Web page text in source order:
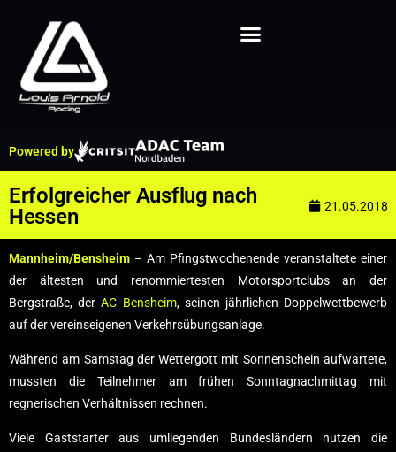
Powered by
Erfolgreicher Ausflug nach
Hessen
21.05.2018
Mannheim/Bensheim – Am Pfingstwochenende veranstaltete einer
der ältesten und renommiertesten Motorsportclubs an der
Bergstraße, derAC Bensheim, seinen jährlichen Doppelwettbewerb
auf der vereinseigenen Verkehrsübungsanlage.
Während am Samstag der Wettergott mit Sonnenschein aufwartete,
mussten die Teilnehmer am frühen Sonntagnachmittag mit
regnerischen Verhältnissen rechnen.
Viele Gaststarter aus umliegenden Bundesländern nutzen die